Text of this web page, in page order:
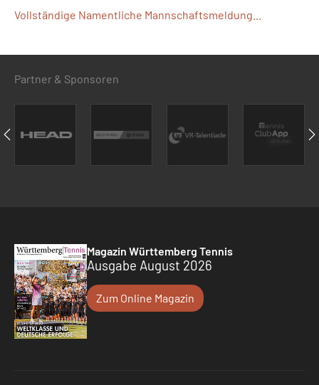
Vollständige Namentliche Mannschaftsmeldung...
Partner & Sponsoren
Magazin Württemberg Tennis
Ausgabe August 2026
Zum Online Magazin